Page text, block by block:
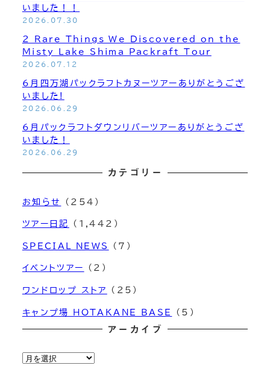
いました！！
2026.07.30
2 Rare Things We Discovered on the
Misty Lake Shima Packraft Tour
2026.07.12
6月四万湖パックラフトカヌーツアーありがとうござ
いました!
2026.06.29
6月パックラフトダウンリバーツアーありがとうござ
いました！
2026.06.29
カテゴリー
お知らせ (254)
ツアー日記 (1,442)
SPECIAL NEWS (7)
イベントツアー (2)
ワンドロップ ストア (25)
キャンプ場 HOTAKANE BASE (5)
アーカイブ
ア